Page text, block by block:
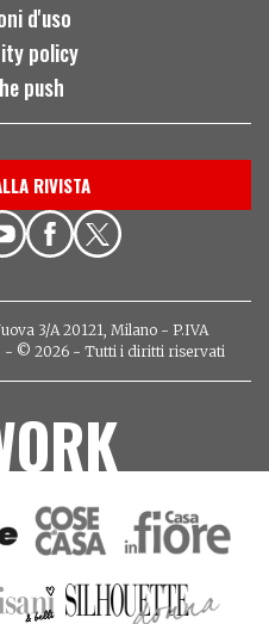
d'uso
policy
push
RIVISTA
3/A 20121, Milano - P.IVA
- © 2026 - Tutti i diritti riservati